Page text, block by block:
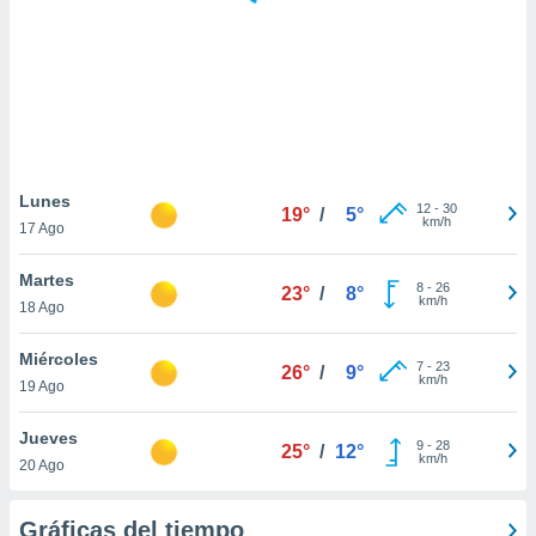
únicos
similares
como
IP
posible
traten tus
en
Para
Lunes
17 Ago
19° / 5° 12- 30
km/h
Martes
18 Ago
23° / 8° 8- 26
km/h
Miércoles
19 Ago
26° / 9° 7- 23
km/h
Jueves
20 Ago
25° / 12° 9- 28
km/h
Gráficas del tiempo